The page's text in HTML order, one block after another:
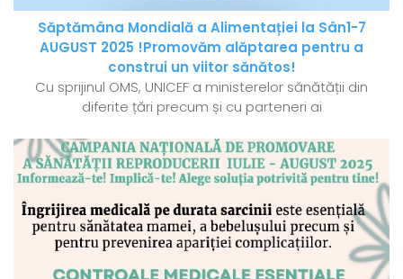
Săptămâna Mondială a Alimentației la Sân1-7
AUGUST 2025 !Promovăm alăptarea pentru a
construi un viitor sănătos!
Cu sprijinul OMS, UNICEF a ministerelor sănătății din
diferite țări precum și cu parteneri ai